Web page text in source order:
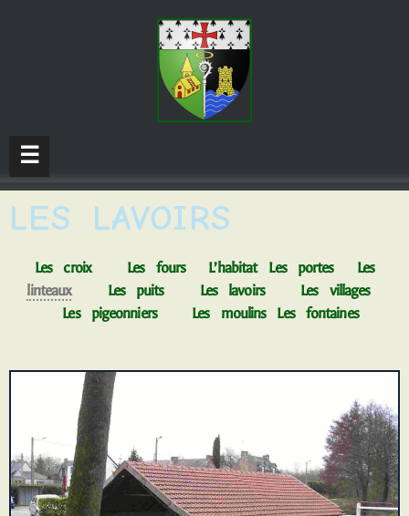
☰
LES LAVOIRS
Les croix Les fours L’habitat Les portes
Les
linteaux
Les puits Les lavoirs
Les villages
Les pigeonniers
Les moulins Les fontaines